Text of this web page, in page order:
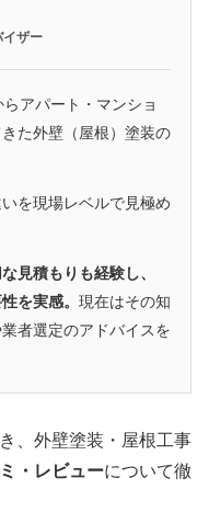
イザー
アパート・マンショ
た外壁（屋根）塗装の
を現場レベルで見極め
見積もりも経験し、
を実感。 現在はその知
者選定のアドバイスを
、外壁塗装・屋根工事
・レビューについて徹